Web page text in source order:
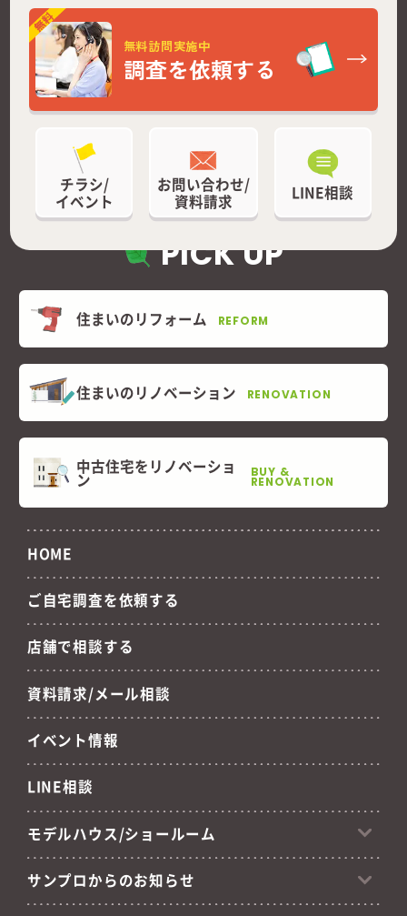
無料訪問実施中
調査を依頼する
チラシ/
イベント
お問い合わせ/
資料請求
LINE相談
PICK UP
住まいのリフォーム REFORM
住まいのリノベーション RENOVATION
中古住宅をリノベーショ
ン BUY &
RENOVATION
HOME
ご自宅調査を依頼する
店舗で相談する
資料請求/メール相談
イベント情報
LINE相談
モデルハウス/ショールーム
サンプロからのお知らせ